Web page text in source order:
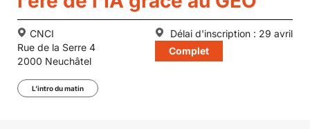
CNCI
Rue de la Serre 4
2000 Neuchâtel
L’intro du matin
Délai d'inscription : 29 avril
Complet